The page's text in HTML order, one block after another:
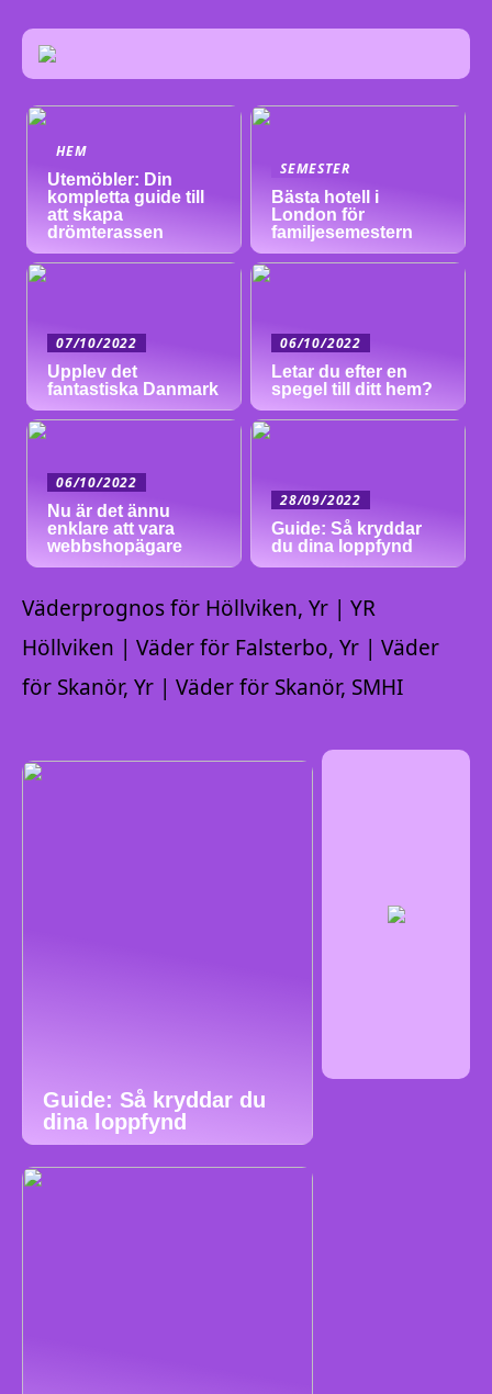
HEM
Utemöbler: Din
kompletta guide till
att skapa
drömterassen
SEMESTER
Bästa hotell i
London för
familjesemestern
07/10/2022
Upplev det
fantastiska Danmark
06/10/2022
Letar du efter en
spegel till ditt hem?
06/10/2022
Nu är det ännu
enklare att vara
webbshopägare
28/09/2022
Guide: Så kryddar
du dina loppfynd
Väderprognos för Höllviken, Yr | YR
Höllviken | Väder för Falsterbo, Yr | Väder
för Skanör, Yr | Väder för Skanör, SMHI
Guide: Så kryddar du
dina loppfynd